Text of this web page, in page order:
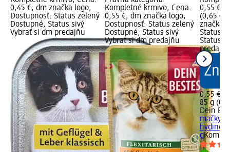
0,45 €; dm značka logo;
Dostupnosť: Status zelený
Dostupné, Status sivý
Vybrať si dm predajňu
Kompletné krmivo; Cena:
0,55 €; dm značka logo;
Dostupnosť: Status zelený
Dostupné, Status sivý
Vybrať si dm predajňu
0,55 €;
(0,65 €
značka
Status
Status
predajňu
0,55 €
85 g
Dein
mačky
g